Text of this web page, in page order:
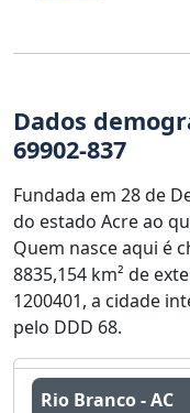
Dados
69902-837
Fundada em 28 de
do estado Acre ao
Quem nasce aqui é
8835,154 km² de
1200401, a cidade
pelo DDD 68.
Rio Branco - AC